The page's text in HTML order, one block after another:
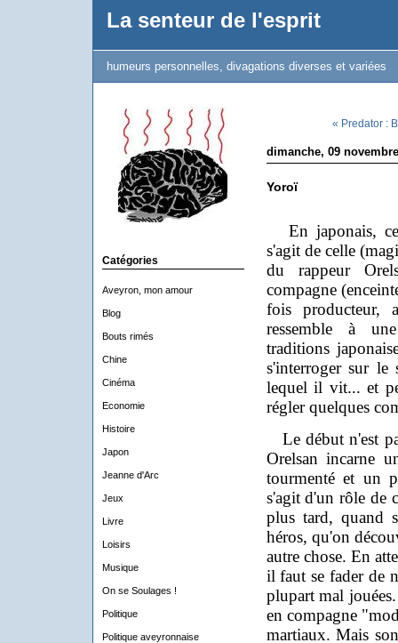
La senteur de l'esprit
humeurs personnelles, divagations diverses et variées
Catégories
Aveyron, mon amour
Blog
Bouts rimés
Chine
Cinéma
Economie
Histoire
Japon
Jeanne d'Arc
Jeux
Livre
Loisirs
Musique
On se Soulages !
Politique
Politique aveyronnaise
« Predator :
dimanche, 09
Yoroï
En japonais, ce
s'agit de celle
du rappeur
compagne
fois producteur,
ressemble à
traditions
s'interroger sur le
lequel il vit... et
régler quelques
Le début n'est
Orelsan incarne
tourmenté et un
s'agit d'un rôle de
plus tard, quand
héros, qu'on
autre chose. En
il faut se fader de
plupart mal
en compagne
martiaux. Mais